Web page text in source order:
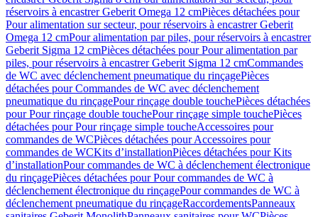
réservoirs à encastrer Geberit Omega 12 cmPièces détachées pour
Pour alimentation sur secteur, pour réservoirs à encastrer Geberit
Omega 12 cmPour alimentation par piles, pour réservoirs à encastrer
Geberit Sigma 12 cmPièces détachées pour Pour alimentation par
piles, pour réservoirs à encastrer Geberit Sigma 12 cmCommandes
de WC avec déclenchement pneumatique du rinçagePièces
détachées pour Commandes de WC avec déclenchement
pneumatique du rinçagePour rinçage double touchePièces détachées
pour Pour rinçage double touchePour rinçage simple touchePièces
détachées pour Pour rinçage simple toucheAccessoires pour
commandes de WCPièces détachées pour Accessoires pour
commandes de WCKits d’installationPièces détachées pour Kits
d’installationPour commandes de WC à déclenchement électronique
du rinçagePièces détachées pour Pour commandes de WC à
déclenchement électronique du rinçagePour commandes de WC à
déclenchement pneumatique du rinçageRaccordementsPanneaux